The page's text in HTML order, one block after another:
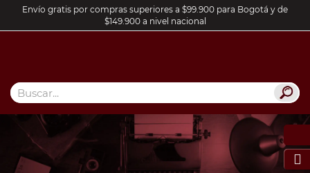
Envío gratis por compras superiores a $99.900 para Bogotá y de
$149.900 a nivel nacional
